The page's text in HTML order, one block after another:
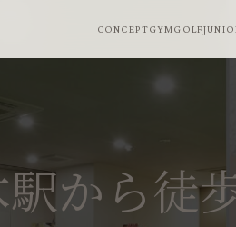
CONCEPTGYMGOLF
から徒